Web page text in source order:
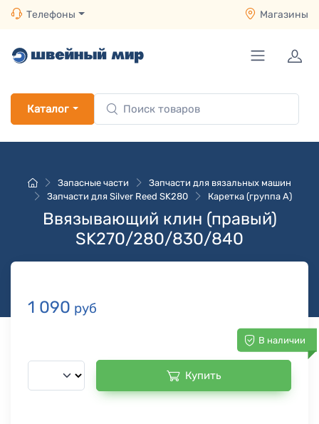
Телефоны Магазины
Каталог
Запасные части
Запчасти для вязальных машин
Запчасти для Silver Reed SK280
Каретка (группа A)
Ввязывающий клин (правый)
SK270/280/830/840
1 090 руб
В наличии
Купить